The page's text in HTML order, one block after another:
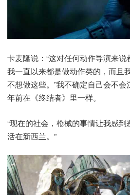
卡麦隆说：“这对任何动作导演来说
我一直以来都是做动作类的，而且
不想做这些。”我不确定自己会不
年前在《终结者》里一样。
“现在的社会，枪械的事情让我感
活在新西兰。”